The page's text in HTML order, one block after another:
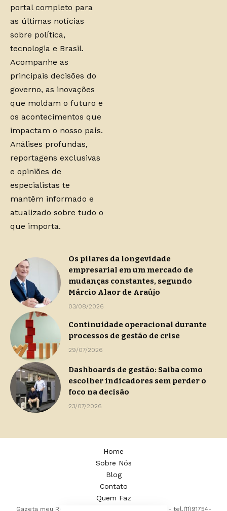
portal completo para
as últimas notícias
sobre política,
tecnologia e Brasil.
Acompanhe as
principais decisões do
governo, as inovações
que moldam o futuro e
os acontecimentos que
impactam o nosso país.
Análises profundas,
reportagens exclusivas
e opiniões de
especialistas te
mantêm informado e
atualizado sobre tudo o
que importa.
Os pilares da longevidade
empresarial em um mercado de
mudanças constantes, segundo
Márcio Alaor de Araújo
03/08/2026
Continuidade operacional durante
processos de gestão de crise
29/07/2026
Dashboards de gestão: Saiba como
escolher indicadores sem perder o
foco na decisão
23/07/2026
Gazeta meu Rei - - tel.(11)91754-
Home
Sobre Nós
Blog
Contato
Quem Faz